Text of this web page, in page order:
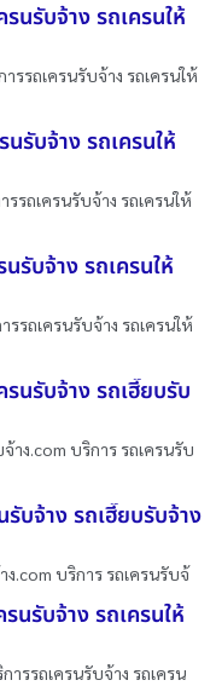
นรับจ้าง รถเครนให้
รรถเครนรับจ้าง รถเครนให้
รับจ้าง รถเครนให้
รถเครนรับจ้าง รถเครนให้
รับจ้าง รถเครนให้
รถเครนรับจ้าง รถเครนให้
นรับจ้าง รถเฮี๊ยบรับ
าง.com บริการ รถเครนรับ
รับจ้าง รถเฮี๊ยบรับจ้าง
ง.com บริการ รถเครนรับจ้
นรับจ้าง รถเครนให้
ารรถเครนรับจ้าง รถเครน